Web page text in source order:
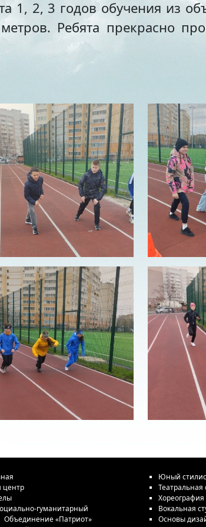
1, 2, 3 годов обучения из
Ребята прекрасно
гуманитарный
Объединение «Патриот»
Юный
Театральная
Хореография
Вокальная
Основы